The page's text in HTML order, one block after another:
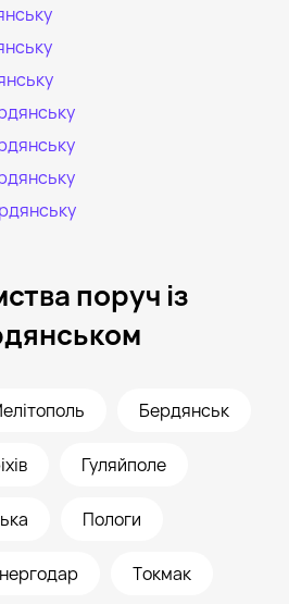
поруч із
Бердянськ
Гуляйполе
Пологи
Токмак